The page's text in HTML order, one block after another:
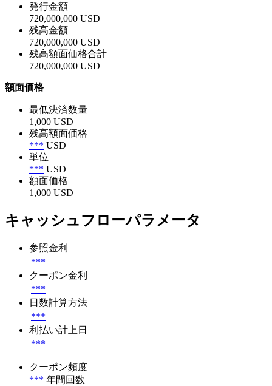
発行金額
720,000,000 USD
残高金額
720,000,000 USD
残高額面価格合計
720,000,000 USD
額面価格
最低決済数量
1,000 USD
残高額面価格
*** USD
単位
*** USD
額面価格
1,000 USD
キャッシュフローパラメータ
参照金利
***
クーポン金利
***
日数計算方法
***
利払い計上日
***
クーポン頻度
*** 年間回数